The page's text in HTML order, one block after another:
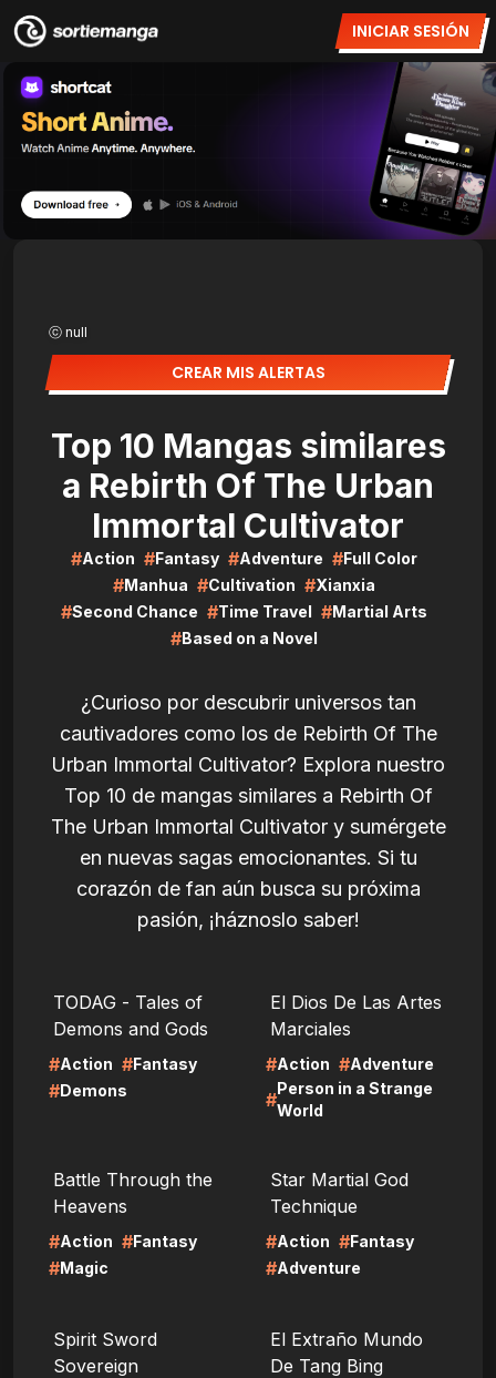
INICIAR SESIÓN
ⓒ null
CREAR MIS ALERTAS
Top 10 Mangas similares
a Rebirth Of The Urban
Immortal Cultivator
#Action #Fantasy #Adventure #Full Color
#Manhua #Cultivation #Xianxia
#Second Chance #Time Travel #Martial Arts
#Based on a Novel
¿Curioso por descubrir universos tan
cautivadores como los de Rebirth Of The
Urban Immortal Cultivator? Explora nuestro
Top 10 de mangas similares a Rebirth Of
The Urban Immortal Cultivator y sumérgete
en nuevas sagas emocionantes. Si tu
corazón de fan aún busca su próxima
pasión, ¡háznoslo saber!
TODAG - Tales of
Demons and Gods
#Action #Fantasy
#Demons
El Dios De Las Artes
Marciales
#Action #Adventure
#
Person in a Strange
World
Battle Through the
Heavens
#Action #Fantasy
#Magic
Star Martial God
Technique
#Action #Fantasy
#Adventure
Spirit Sword
Sovereign
El Extraño Mundo
De Tang Bing